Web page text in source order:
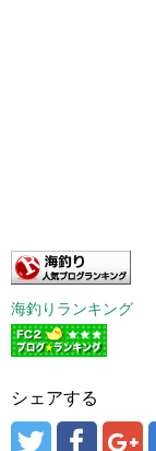
海釣りランキング
シェアする